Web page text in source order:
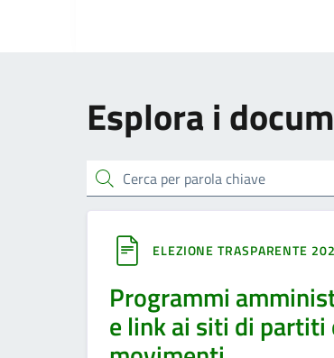
Esplora i
cerca
ELEZIONE TRASPARENTE
Programmi
e link ai siti di partiti